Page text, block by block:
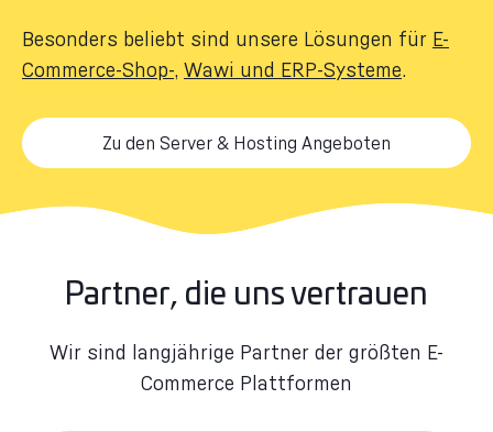
Besonders beliebt sind unsere Lösungen für E-
Commerce-Shop-, Wawi und ERP-Systeme.
Zu den Server & Hosting Angeboten
Partner, die uns vertrauen
Wir sind langjährige Partner der größten E-
Commerce Plattformen